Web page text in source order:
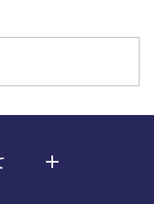
add